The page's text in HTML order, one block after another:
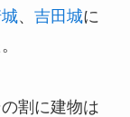
、 吉田城に
割に建物は